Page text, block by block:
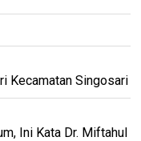
Kecamatan Singosari
Ini Kata Dr. Miftahul